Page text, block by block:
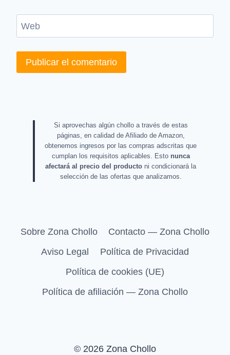
Web
Si aprovechas algún chollo a través de estas
páginas, en calidad de Afiliado de Amazon,
obtenemos ingresos por las compras adscritas que
cumplan los requisitos aplicables. Esto nunca
afectará al precio del producto ni condicionará la
selección de las ofertas que analizamos.
Sobre Zona Chollo
Contacto — Zona Chollo
Aviso Legal
Política de Privacidad
Política de cookies (UE)
Política de afiliación — Zona Chollo
© 2026 Zona Chollo